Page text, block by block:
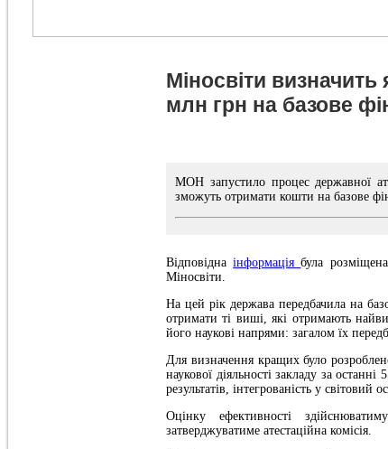
Міносвіти
млн грн на базове
МОН запустило процес державної
зможуть отримати кошти на базове
Відповіднаінформаціябула
Міносвіти.
На цей рік держава передбачила на
отримати ті виші, які отримають
його наукові напрями: загалом їх
Для визначення кращих було
наукової діяльності закладу за
результатів, інтегрованість у
Оцінку ефективності
затверджуватиме атестаційна комісія.